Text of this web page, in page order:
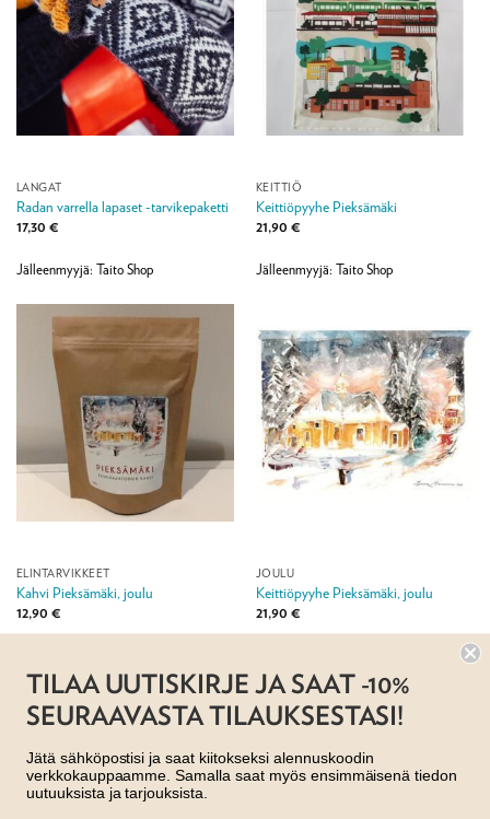
LANGAT
Radan varrella lapaset -tarvikepaketti
17,30 €
Jälleenmyyjä: Taito Shop
KEITTIÖ
Keittiöpyyhe Pieksämäki
21,90 €
Jälleenmyyjä: Taito Shop
ELINTARVIKKEET
Kahvi Pieksämäki, joulu
12,90 €
JOULU
Keittiöpyyhe Pieksämäki, joulu
21,90 €
TILAA UUTISKIRJE JA SAAT -10%
SEURAAVASTA TILAUKSESTASI!
Jätä sähköpostisi ja saat kiitokseksi alennuskoodin
verkkokauppaamme. Samalla saat myös ensimmäisenä tiedon
uutuuksista ja tarjouksista.